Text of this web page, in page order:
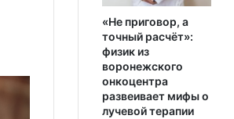
«Не приговор, а
точный расчёт»:
физик из
воронежского
онкоцентра
развеивает мифы о
лучевой терапии